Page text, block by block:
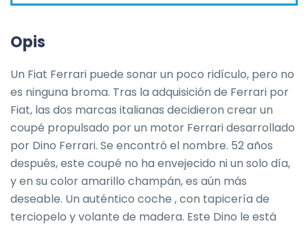
Opis
Un Fiat Ferrari puede sonar un poco ridículo, pero no
es ninguna broma. Tras la adquisición de Ferrari por
Fiat, las dos marcas italianas decidieron crear un
coupé propulsado por un motor Ferrari desarrollado
por Dino Ferrari. Se encontró el nombre. 52 años
después, este coupé no ha envejecido ni un solo día,
y en su color amarillo champán, es aún más
deseable. Un auténtico coche , con tapicería de
terciopelo y volante de madera. Este Dino le está